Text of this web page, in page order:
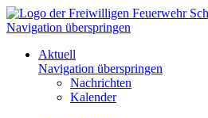
Navigation überspringen
Aktuell
Navigation überspringen
Nachrichten
Kalender